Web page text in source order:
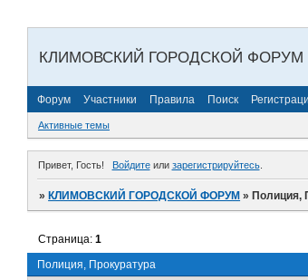
КЛИМОВСКИЙ ГОРОДСКОЙ ФОРУМ
Форум Участники Правила Поиск
Активные темы
Привет, Гость! Войдитеили зарегистрируйтесь.
»КЛИМОВСКИЙ ГОРОДСКОЙ ФОРУМ »Полиция,
Полиция, Прокуратура
Страница:1